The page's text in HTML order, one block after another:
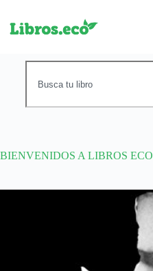
BIENVENIDOS A LIBROS ECO